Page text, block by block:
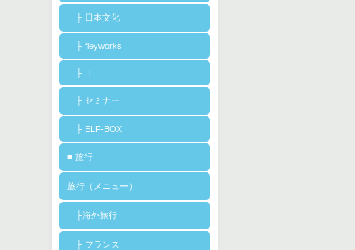
├ 日本文化
├ fleyworks
├ IT
├ セミナー
├ ELF-BOX
■ 旅行
旅行（メニュー）
├海外旅行
├ フランス